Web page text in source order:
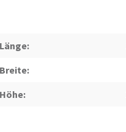
Länge:
Breite:
Höhe: